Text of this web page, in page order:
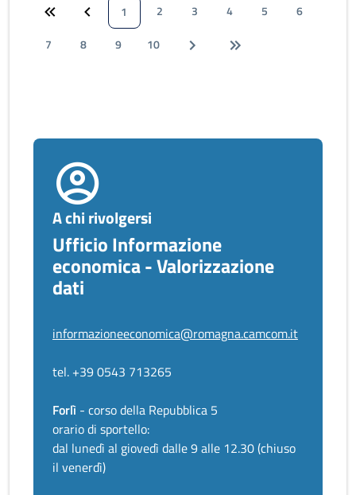
1 2 3 4 5
6
7
8 9 10
A chi rivolgersi
Ufficio Informazione
economica - Valorizzazione
dati
informazioneeconomica@romagna.camcom.it
tel. +39 0543 713265
Forlì - corso della Repubblica 5
orario di sportello:
dal lunedì al giovedì dalle 9 alle 12.30 (chiuso
il venerdì)